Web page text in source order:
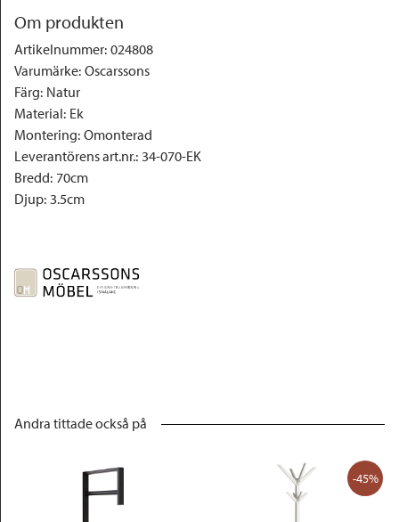
Om produkten
Artikelnummer: 024808
Varumärke: Oscarssons
Färg: Natur
Material: Ek
Montering: Omonterad
Leverantörens art.nr.: 34-070-EK
Bredd: 70cm
Djup: 3.5cm
Andra tittade också på
-45%